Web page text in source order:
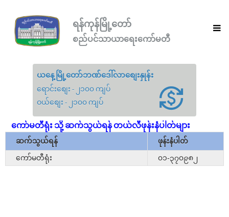
ရန်ကုန်မြို့တော်
စည်ပင်သာယာရေးကော်မတီ
ယနေ့မြို့တော်ဘဏ်ဒေါ်လာစျေးနှုန်း
ရောင်းစျေး - ၂၁၀၀ ကျပ်
ဝယ်စျေး - ၂၁၀၀ ကျပ်
ကော်မတီရုံး သို့ ဆက်သွယ်ရန် တယ်လီဖုန်းနံပါတ်များ
ဆက်သွယ်ရန်
ဖုန်းနံပါတ်
ကော်မတီရုံး ၀၁-၃၇၀၉၈၂